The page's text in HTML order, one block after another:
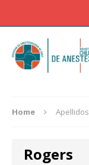
Home Apellidos
Rogers